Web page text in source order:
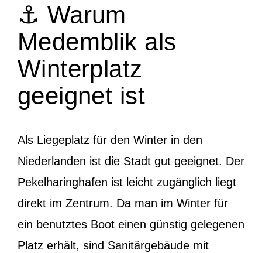
⚓ Warum
Medemblik als
Winterplatz
geeignet ist
Als Liegeplatz für den Winter in den
Niederlanden ist die Stadt gut geeignet. Der
Pekelharinghafen ist leicht zugänglich liegt
direkt im Zentrum. Da man im Winter für
ein benutztes Boot einen günstig gelegenen
Platz erhält, sind Sanitärgebäude mit